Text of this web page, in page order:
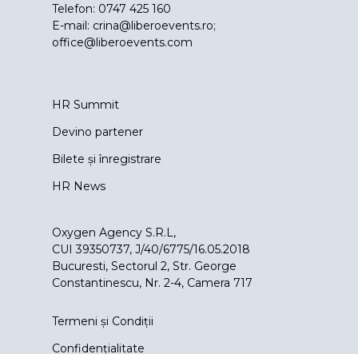
Telefon: 0747 425 160
E-mail: crina@liberoevents.ro;
office@liberoevents.com
HR Summit
Devino partener
Bilete și înregistrare
HR News
Oxygen Agency S.R.L,
CUI 39350737, J/40/6775/16.05.2018
Bucuresti, Sectorul 2, Str. George
Constantinescu, Nr. 2-4, Camera 717
Termeni și Condiții
Confidențialitate